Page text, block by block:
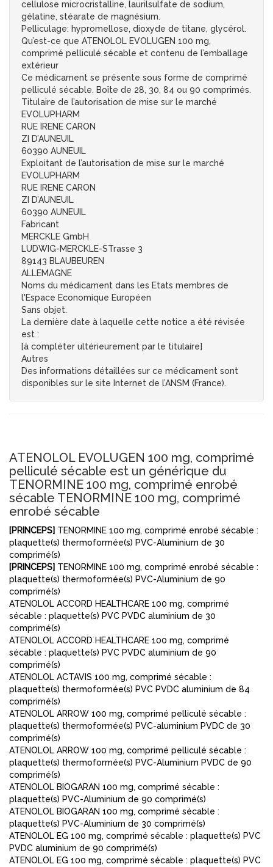
cellulose microcristalline, laurilsulfate de sodium,
gélatine, stéarate de magnésium.
Pelliculage: hypromellose, dioxyde de titane, glycérol.
Qu’est-ce que ATENOLOL EVOLUGEN 100 mg,
comprimé pelliculé sécable et contenu de l’emballage
extérieur
Ce médicament se présente sous forme de comprimé
pelliculé sécable. Boîte de 28, 30, 84 ou 90 comprimés.
Titulaire de l’autorisation de mise sur le marché
EVOLUPHARM
RUE IRENE CARON
ZI D’AUNEUIL
60390 AUNEUIL
Exploitant de l’autorisation de mise sur le marché
EVOLUPHARM
RUE IRENE CARON
ZI D’AUNEUIL
60390 AUNEUIL
Fabricant
MERCKLE GmbH
LUDWIG-MERCKLE-STrasse 3
89143 BLAUBEUREN
ALLEMAGNE
Noms du médicament dans les Etats membres de
l'Espace Economique Européen
Sans objet.
La dernière date à laquelle cette notice a été révisée
est :
[à compléter ultérieurement par le titulaire]
Autres
Des informations détaillées sur ce médicament sont
disponibles sur le site Internet de l’ANSM (France).
ATENOLOL EVOLUGEN 100 mg, comprimé
pelliculé sécable est un générique du
TENORMINE 100 mg, comprimé enrobé
sécable TENORMINE 100 mg, comprimé
enrobé sécable
[PRINCEPS] TENORMINE 100 mg, comprimé enrobé sécable :
plaquette(s) thermoformée(s) PVC-Aluminium de 30
comprimé(s)
[PRINCEPS] TENORMINE 100 mg, comprimé enrobé sécable :
plaquette(s) thermoformée(s) PVC-Aluminium de 90
comprimé(s)
ATENOLOL ACCORD HEALTHCARE 100 mg, comprimé
sécable : plaquette(s) PVC PVDC aluminium de 30
comprimé(s)
ATENOLOL ACCORD HEALTHCARE 100 mg, comprimé
sécable : plaquette(s) PVC PVDC aluminium de 90
comprimé(s)
ATENOLOL ACTAVIS 100 mg, comprimé sécable :
plaquette(s) thermoformée(s) PVC PVDC aluminium de 84
comprimé(s)
ATENOLOL ARROW 100 mg, comprimé pelliculé sécable :
plaquette(s) thermoformée(s) PVC-aluminium PVDC de 30
comprimé(s)
ATENOLOL ARROW 100 mg, comprimé pelliculé sécable :
plaquette(s) thermoformée(s) PVC-Aluminium PVDC de 90
comprimé(s)
ATENOLOL BIOGARAN 100 mg, comprimé sécable :
plaquette(s) PVC-Aluminium de 90 comprimé(s)
ATENOLOL BIOGARAN 100 mg, comprimé sécable :
plaquette(s) PVC-Aluminium de 30 comprimé(s)
ATENOLOL EG 100 mg, comprimé sécable : plaquette(s) PVC
PVDC aluminium de 90 comprimé(s)
ATENOLOL EG 100 mg, comprimé sécable : plaquette(s) PVC